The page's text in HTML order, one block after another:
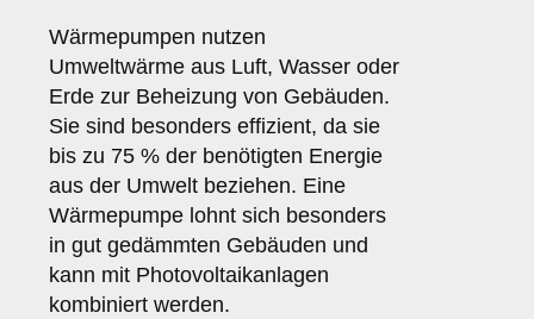
Wärmepumpen nutzen
Umweltwärme aus Luft, Wasser oder
Erde zur Beheizung von Gebäuden.
Sie sind besonders effizient, da sie
bis zu 75 % der benötigten Energie
aus der Umwelt beziehen. Eine
Wärmepumpe lohnt sich besonders
in gut gedämmten Gebäuden und
kann mit Photovoltaikanlagen
kombiniert werden.